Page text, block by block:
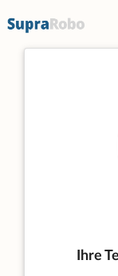
Ihre